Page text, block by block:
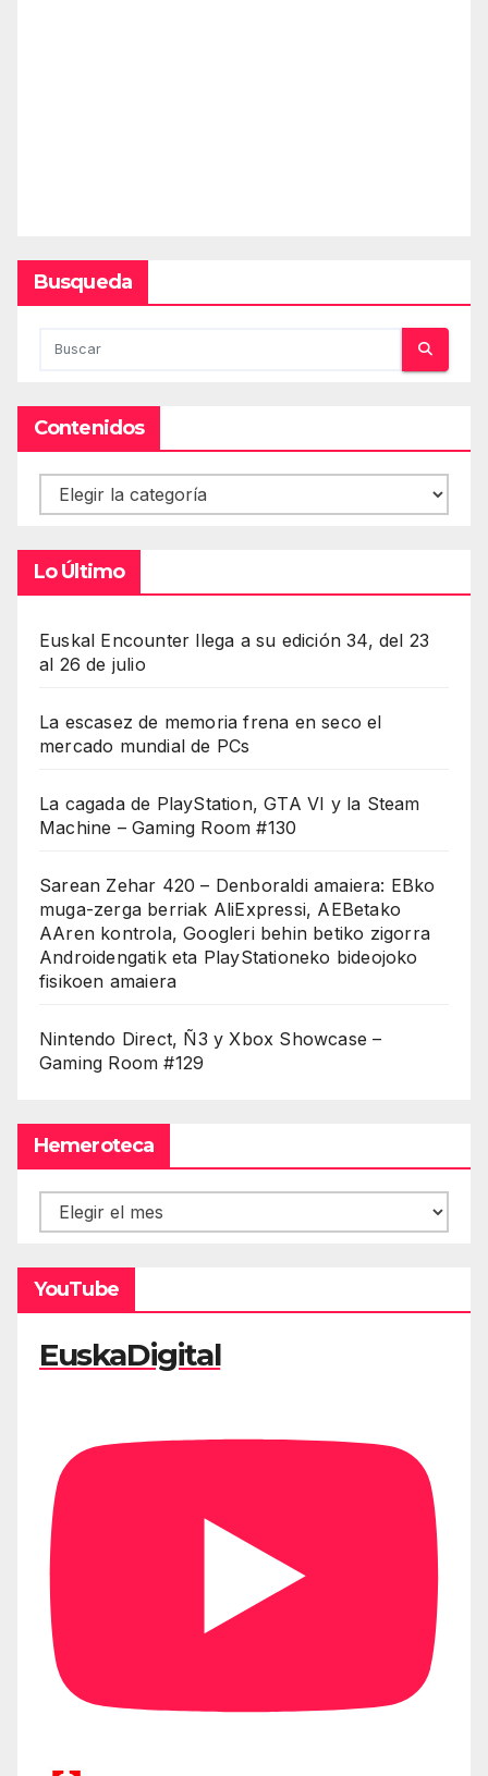
Busqueda
Contenidos
Contenidos
Lo Último
Euskal Encounter llega a su edición 34, del 23
al 26 de julio
La escasez de memoria frena en seco el
mercado mundial de PCs
La cagada de PlayStation, GTA VI y la Steam
Machine – Gaming Room #130
Sarean Zehar 420 – Denboraldi amaiera: EBko
muga-zerga berriak AliExpressi, AEBetako
AAren kontrola, Googleri behin betiko zigorra
Androidengatik eta PlayStationeko bideojoko
fisikoen amaiera
Nintendo Direct, Ñ3 y Xbox Showcase –
Gaming Room #129
Hemeroteca
Hemeroteca
YouTube
EuskaDigital